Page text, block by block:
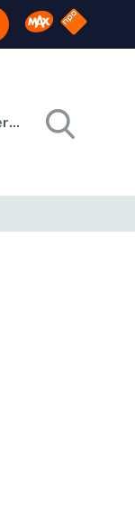
Omroep MAX
NPO
Registreren